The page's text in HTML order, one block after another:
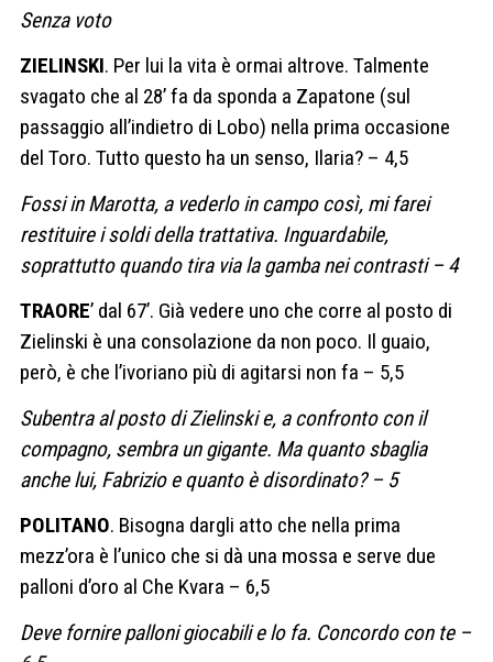
Senza voto
ZIELINSKI. Per lui la vita è ormai altrove. Talmente
svagato che al 28’ fa da sponda a Zapatone (sul
passaggio all’indietro di Lobo) nella prima occasione
del Toro. Tutto questo ha un senso, Ilaria? – 4,5
Fossi in Marotta, a vederlo in campo così, mi farei
restituire i soldi della trattativa. Inguardabile,
soprattutto quando tira via la gamba nei contrasti – 4
TRAORE’ dal 67’. Già vedere uno che corre al posto di
Zielinski è una consolazione da non poco. Il guaio,
però, è che l’ivoriano più di agitarsi non fa – 5,5
Subentra al posto di Zielinski e, a confronto con il
compagno, sembra un gigante. Ma quanto sbaglia
anche lui, Fabrizio e quanto è disordinato? – 5
POLITANO. Bisogna dargli atto che nella prima
mezz’ora è l’unico che si dà una mossa e serve due
palloni d’oro al Che Kvara – 6,5
Deve fornire palloni giocabili e lo fa. Concordo con te –